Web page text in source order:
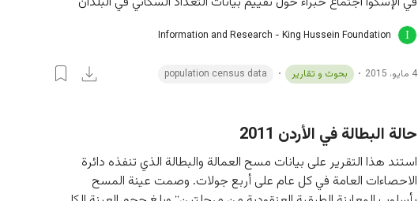
Information and Research - King Hussein Foundation
4 مايو، 2015 بحوث و تقارير population census data
حالة البطالة في الأردن 2011
استند هذا التقرير على بيانات مسح العمالة والبطالة الذي تنفذه دائرة
الاحصاءات العامة في كل عام على أربع جولات. وصمت عينة المسح